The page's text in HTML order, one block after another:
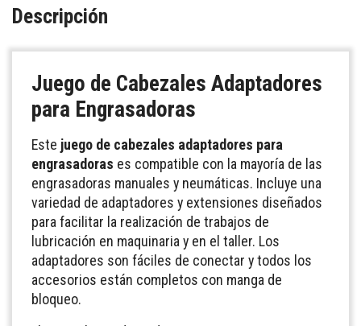
Descripción
Juego de Cabezales Adaptadores
para Engrasadoras
Este juego de cabezales adaptadores para
engrasadoras es compatible con la mayoría de las
engrasadoras manuales y neumáticas. Incluye una
variedad de adaptadores y extensiones diseñados
para facilitar la realización de trabajos de
lubricación en maquinaria y en el taller. Los
adaptadores son fáciles de conectar y todos los
accesorios están completos con manga de
bloqueo.